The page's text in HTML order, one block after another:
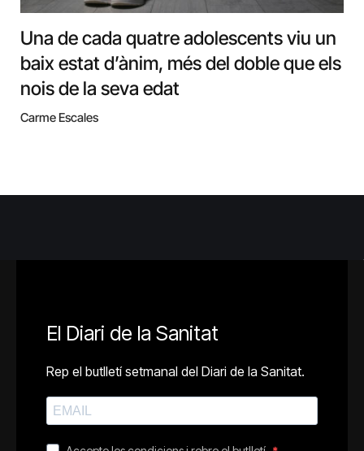
Una de cada quatre adolescents viu un
baix estat d’ànim, més del doble que els
nois de la seva edat
Carme Escales
El Diari de la Sanitat
Rep el butlletí setmanal del Diari de la Sanitat.